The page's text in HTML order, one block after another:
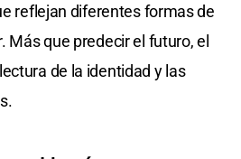
reflejan diferentes formas de
Más que predecir el futuro, el
de la identidad y las